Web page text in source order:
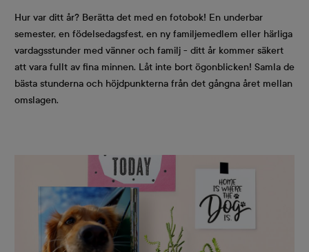
Hur var ditt år? Berätta det med en fotobok! En underbar
semester, en födelsedagsfest, en ny familjemedlem eller härliga
vardagsstunder med vänner och familj - ditt år kommer säkert
att vara fullt av fina minnen. Låt inte bort ögonblicken! Samla de
bästa stunderna och höjdpunkterna från det gångna året mellan
omslagen.